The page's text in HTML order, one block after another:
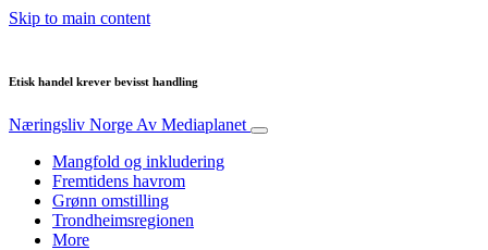
Skip to main content
Etisk handel krever bevisst handling
Næringsliv Norge Av Mediaplanet
Mangfold og inkludering
Fremtidens havrom
Grønn omstilling
Trondheimsregionen
More